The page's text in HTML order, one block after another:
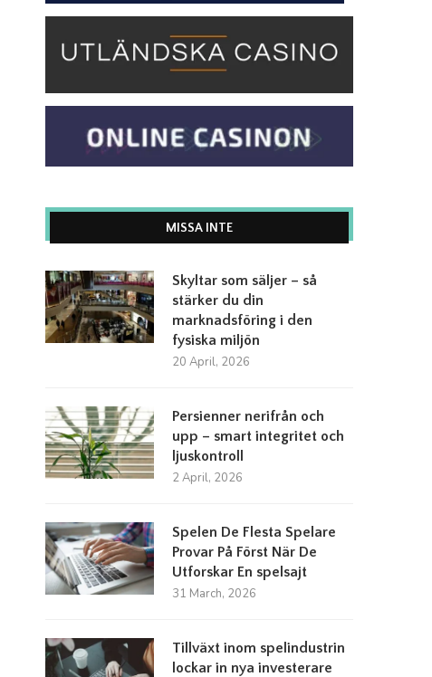
MISSA INTE
Skyltar som säljer – så
stärker du din
marknadsföring i den
fysiska miljön
20 April, 2026
Persienner nerifrån och
upp – smart integritet och
ljuskontroll
2 April, 2026
Spelen De Flesta Spelare
Provar På Först När De
Utforskar En spelsajt
31 March, 2026
Tillväxt inom spelindustrin
lockar in nya investerare